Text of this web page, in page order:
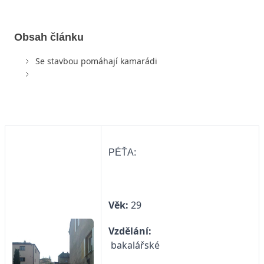
Obsah článku
Se stavbou pomáhají kamarádi
PÉŤA:
Věk: 29
Vzdělání:
bakalářské